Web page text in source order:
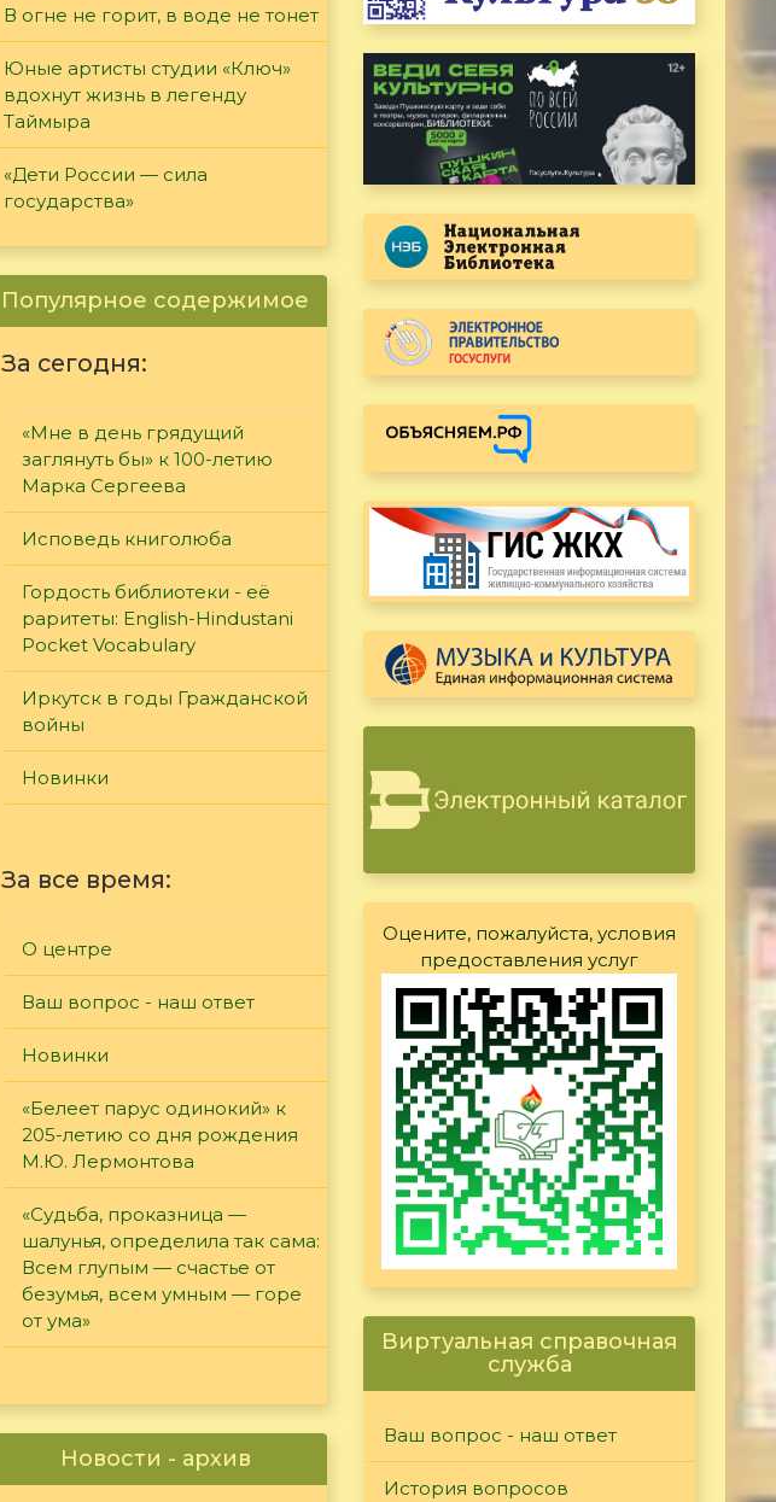
В огне не горит, в воде не тонет
Юные артисты студии «Ключ»
вдохнут жизнь в легенду
Таймыра
«Дети России — сила
государства»
Популярное содержимое
За сегодня:
«Мне в день грядущий
заглянуть бы» к 100-летию
Марка Сергеева
Исповедь книголюба
Гордость библиотеки - её
раритеты: English-Hindustani
Pocket Vocabulary
Иркутск в годы Гражданской
войны
Новинки
За все время:
О центре
Ваш вопрос - наш ответ
Новинки
«Белеет парус одинокий» к
205-летию со дня рождения
М.Ю. Лермонтова
«Судьба, проказница —
шалунья, определила так сама:
Всем глупым — счастье от
безумья, всем умным — горе
от ума»
Новости - архив
Оцените, пожалуйста, условия
предоставления услуг
Виртуальная справочная
служба
Ваш вопрос - наш ответ
История вопросов